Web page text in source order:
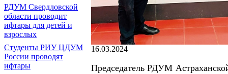
РДУМ Свердловской
области проводит
ифтары для детей и
взрослых
Студенты РИУ ЦДУМ
России проводят
ифтары
16.03.2024
Председатель РДУМ